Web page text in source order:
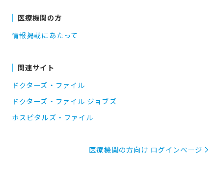
医療機関の方
情報掲載にあたって
関連サイト
ドクターズ・ファイル
ドクターズ・ファイル ジョブズ
ホスピタルズ・ファイル
医療機関の方向け ログインページ